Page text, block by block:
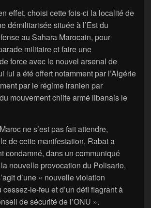
effet, choisi cette fois-ci la localité de
démilitarisée située à l’Est du
au Sahara Marocain, pour
militaire et faire une
force avec le nouvel arsenal de
lui a été offert notamment par l’Algérie
par le régime iranien par
mouvement chiite armé libanais le
ne s’est pas fait attendre,
de cette manifestation, Rabat a
condamné, dans un communiqué
nouvelle provocation du Polisario,
d’une « nouvelle violation
le-feu et d’un défi flagrant à
de sécurité de l’ONU ».